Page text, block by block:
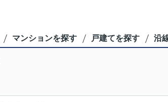
マンションを探す 戸建てを探す 沿